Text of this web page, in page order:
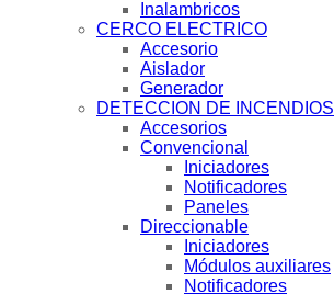
Inalambricos
CERCO ELECTRICO
Accesorio
Aislador
Generador
DETECCION DE INCENDIOS
Accesorios
Convencional
Iniciadores
Notificadores
Paneles
Direccionable
Iniciadores
Módulos auxiliares
Notificadores